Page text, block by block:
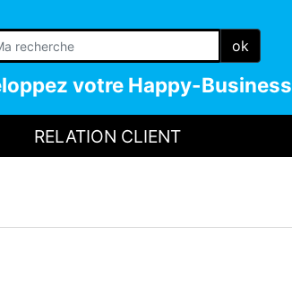
ok
votre Happy-Business
RELATION CLIENT